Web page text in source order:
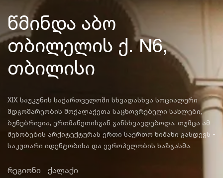
წმინდა აბო
თბილელის ქ. N6,
თბილისი
XIX საუკუნის საქართველოში სხვადასხვა სოციალური
მდგომარეობის მოქალაქეთა საცხოვრებელი სახლები,
ბუნებრივია, ერთმანეთისგან განსხვავდებოდა, თუმცა ამ
შენობების არქიტექტურას ერთი საერთო ნიშანი გასდევს -
საკუთარი იდენტობისა და ევროპელობის ხაზგასმა.
რეგიონი
ქალაქი